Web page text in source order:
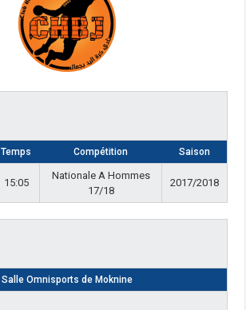
Temps Compétition Saison
15:05
Nationale A Hommes
17/18
2017/2018
Salle Omnisports de Moknine